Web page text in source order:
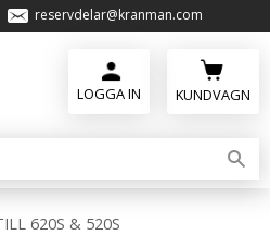
reservdelar@kranman.com
KUNDVAGN
620S & 520S